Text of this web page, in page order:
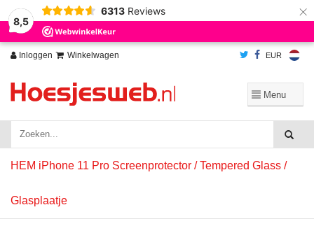
8,5
6313 Reviews ×
Inloggen Winkelwagen EUR
HEM iPhone 11 Pro Screenprotector / Tempered Glass /
Glasplaatje
Wij slaan cookies op om onze website te verbeteren. Is dat akkoord?
Ja
Nee